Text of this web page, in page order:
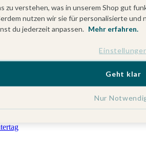
zu verstehen, was in unserem Shop gut
nutzen wir sie für personalisierte
du jederzeit anpassen.
Mehr erfahren.
Nur
Geht klar